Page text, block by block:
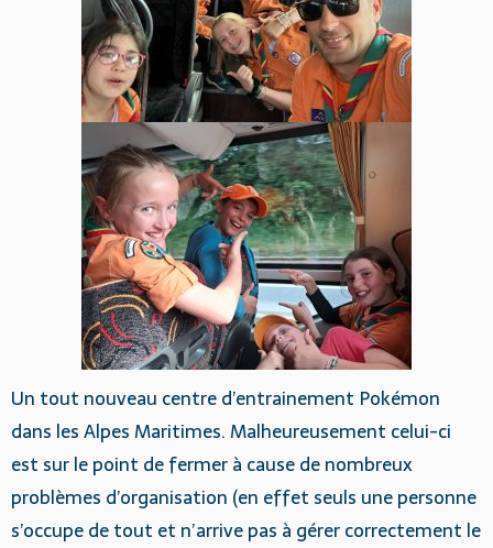
Un tout nouveau centre d’entrainement Pokémon
dans les Alpes Maritimes. Malheureusement celui-ci
est sur le point de fermer à cause de nombreux
problèmes d’organisation (en effet seuls une personne
s’occupe de tout et n’arrive pas à gérer correctement le